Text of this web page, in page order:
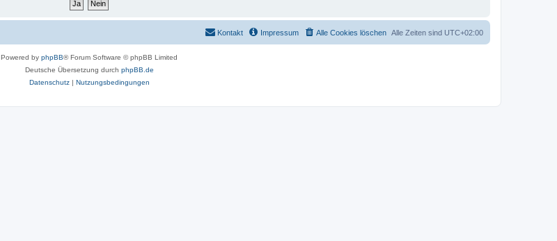
Alle Zeiten sind UTC+02:00
Alle Cookies löschen
Impressum
Kontakt
Powered by phpBB® Forum Software © phpBB Limited
Deutsche Übersetzung durch phpBB.de
Datenschutz| Nutzungsbedingungen